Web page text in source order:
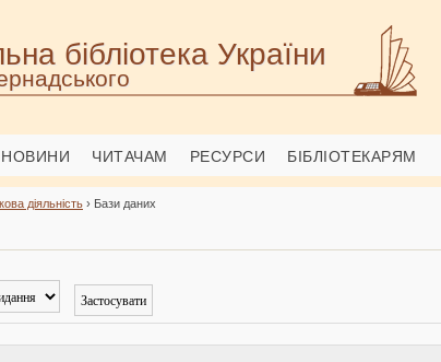
бібліотека України
НОВИНИ ЧИТАЧАМ РЕСУРСИ БІБЛІОТЕКАРЯМ
діяльність › Бази даних